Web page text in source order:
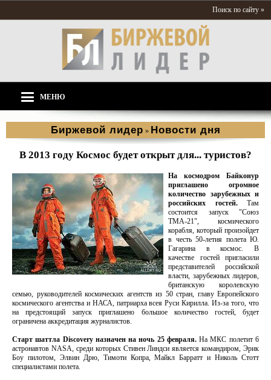
Поиск по сайту »
МЕНЮ
Биржевой лидер » Новости дня
В 2013 году Космос будет открыт для... туристов?
На космодром Байконур
приглашено огромное
количество зарубежных и
российских гостей. Там
состоится запуск "Союз
ТМА-21", космического
корабля, который произойдет
в честь 50-летия полета Ю.
Гагарина в космос. В
качестве гостей пригласили
представителей российской
власти, зарубежных лидеров,
британскую королевскую
семью, руководителей космических агентств из 50 стран, главу Европейского
космического агентства и НАСА, патриарха всея Руси Кирилла. Из-за того, что
на предстоящий запуск приглашено большое количество гостей, будет
ограничена аккредитация журналистов.
Старт шаттла Discovery назначен на ночь 25 февраля.На МКС полетит 6
астронавтов NASA, среди которых Стивен Линдси является командиром, Эрик
Боу пилотом, Элвин Дрю, Тимоти Копра, Майкл Барратт и Николь Стотт
специалистами полета.